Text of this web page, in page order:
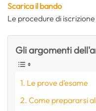
Scarica il bando
Le procedure di iscrizione
Gli argomenti
Le prove d’esame
Come prepararsi